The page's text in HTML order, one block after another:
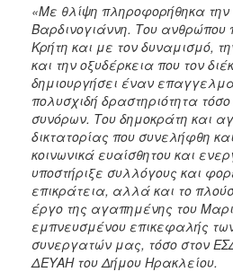
2010
2006
ΤΟΠΟΣ
ΠΟΛΙΤΙΣΜΟΣ
ΑΝΘΕΚΤΙΚΗ
ΠΟΛΗ
«Με θλίψη πληροφορήθηκα
Βαρδινογιάννη. Του ανθρώπου
Κρήτη και με τον δυναμισμό,
και την οξυδέρκεια που τον
δημιουργήσει έναν
πολυσχιδή δραστηριότητα
συνόρων. Του δημοκράτη και
δικτατορίας που συνελήφθη
κοινωνικά ευαίσθητου και
υποστήριξε συλλόγους και
επικράτεια, αλλά και το
έργο της αγαπημένης του
εμπνευσμένου επικεφαλής
συνεργατών μας, τόσο στον
ΔΕΥΑΗ του Δήμου Ηρακλείου.